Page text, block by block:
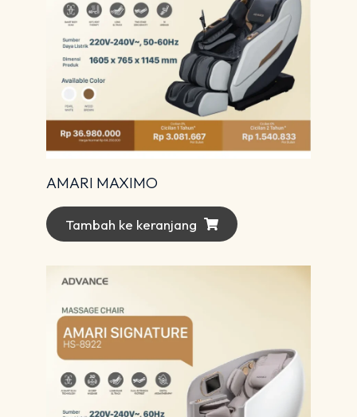
AMARI MAXIMO
Tambah ke keranjang